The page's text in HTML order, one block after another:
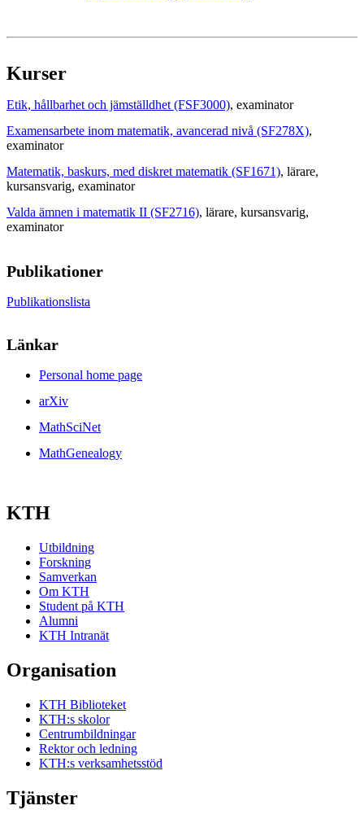
Kurser
Etik, hållbarhet och jämställdhet (FSF3000), examinator
Examensarbete inom matematik, avancerad nivå (SF278X),
examinator
Matematik, baskurs, med diskret matematik (SF1671), lärare,
kursansvarig, examinator
Valda ämnen i matematik II (SF2716), lärare, kursansvarig,
examinator
Publikationer
Publikationslista
Länkar
Personal home page
arXiv
MathSciNet
MathGenealogy
KTH
Utbildning
Forskning
Samverkan
Om KTH
Student på KTH
Alumni
KTH Intranät
Organisation
KTH Biblioteket
KTH:s skolor
Centrumbildningar
Rektor och ledning
KTH:s verksamhetsstöd
Tjänster